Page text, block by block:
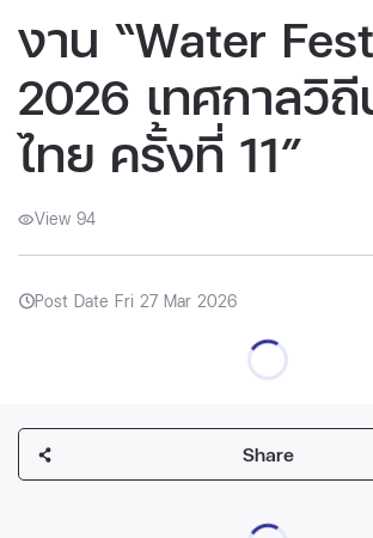
งาน “Water
2026 เทศกาลวิถี
ไทย ครั้งที่ 11”
View 94
Post Date Fri 27 Mar 2026
Share